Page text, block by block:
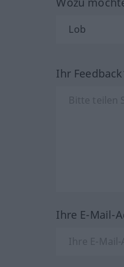
Ihr
Ihre E-Mail-